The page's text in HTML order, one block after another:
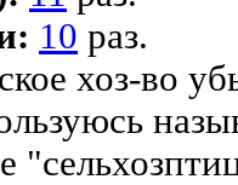
10 раз.
хоз-во